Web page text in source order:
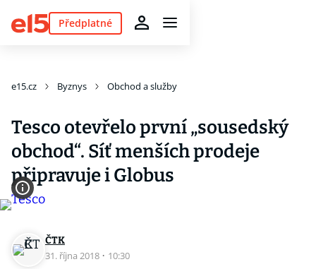
Předplatné
e15.cz Byznys Obchod a služby
Tesco otevřelo první „sousedský
obchod“. Síť menších prodeje
připravuje i Globus
ČTK
31. října 2018 · 10:30